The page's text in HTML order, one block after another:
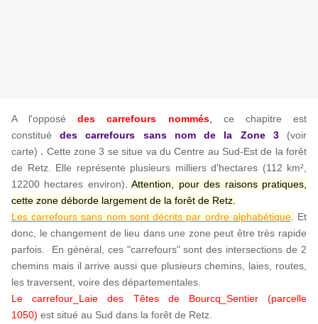
A l'opposédes carrefours nommés,
ce chapitre est
constitué
des carrefours sans nom de la Zone 3
(voir
carte) . Cette zone 3 se situe va du Centre au Sud-Est de la forêt
de Retz. Elle représente plusieurs milliers d'hectares (112 km²,
12200 hectares environ) .Attention, pour des raisons pratiques,
cette zone déborde largement de la forêt de Retz.
Les carrefours sans nom sont décrits par ordre alphabétique.
Et
donc, le changement de lieu dans une zone peut être très rapide
parfois. En général, ces "carrefours" sont des intersections de 2
chemins mais il arrive aussi que plusieurs chemins, laies, routes,
les traversent, voire des départementales.
Le carrefour_Laie des Têtes de Bourcq_Sentier (parcelle
1050) est situé au Sud dans la forêt de Retz.